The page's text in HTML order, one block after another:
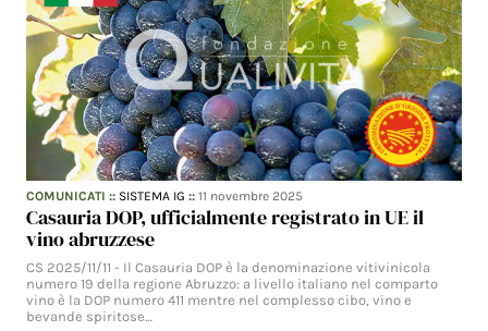
COMUNICATI :: SISTEMA IG ::11 novembre 2025
Casauria DOP, ufficialmente registrato in UE il
vino abruzzese
CS 2025/11/11 - Il Casauria DOP è la denominazione vitivinicola
numero 19 della regione Abruzzo: a livello italiano nel comparto
vino è la DOP numero 411 mentre nel complesso cibo, vino e
bevande spiritose…